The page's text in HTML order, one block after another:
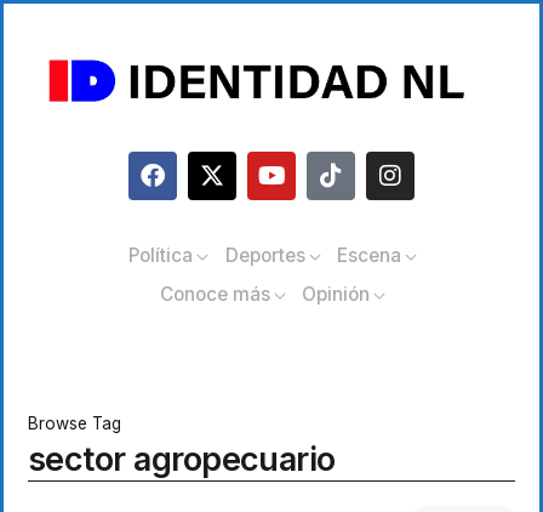
Política Deportes
Escena
Conoce más
Opinión
Browse Tag
sector agropecuario